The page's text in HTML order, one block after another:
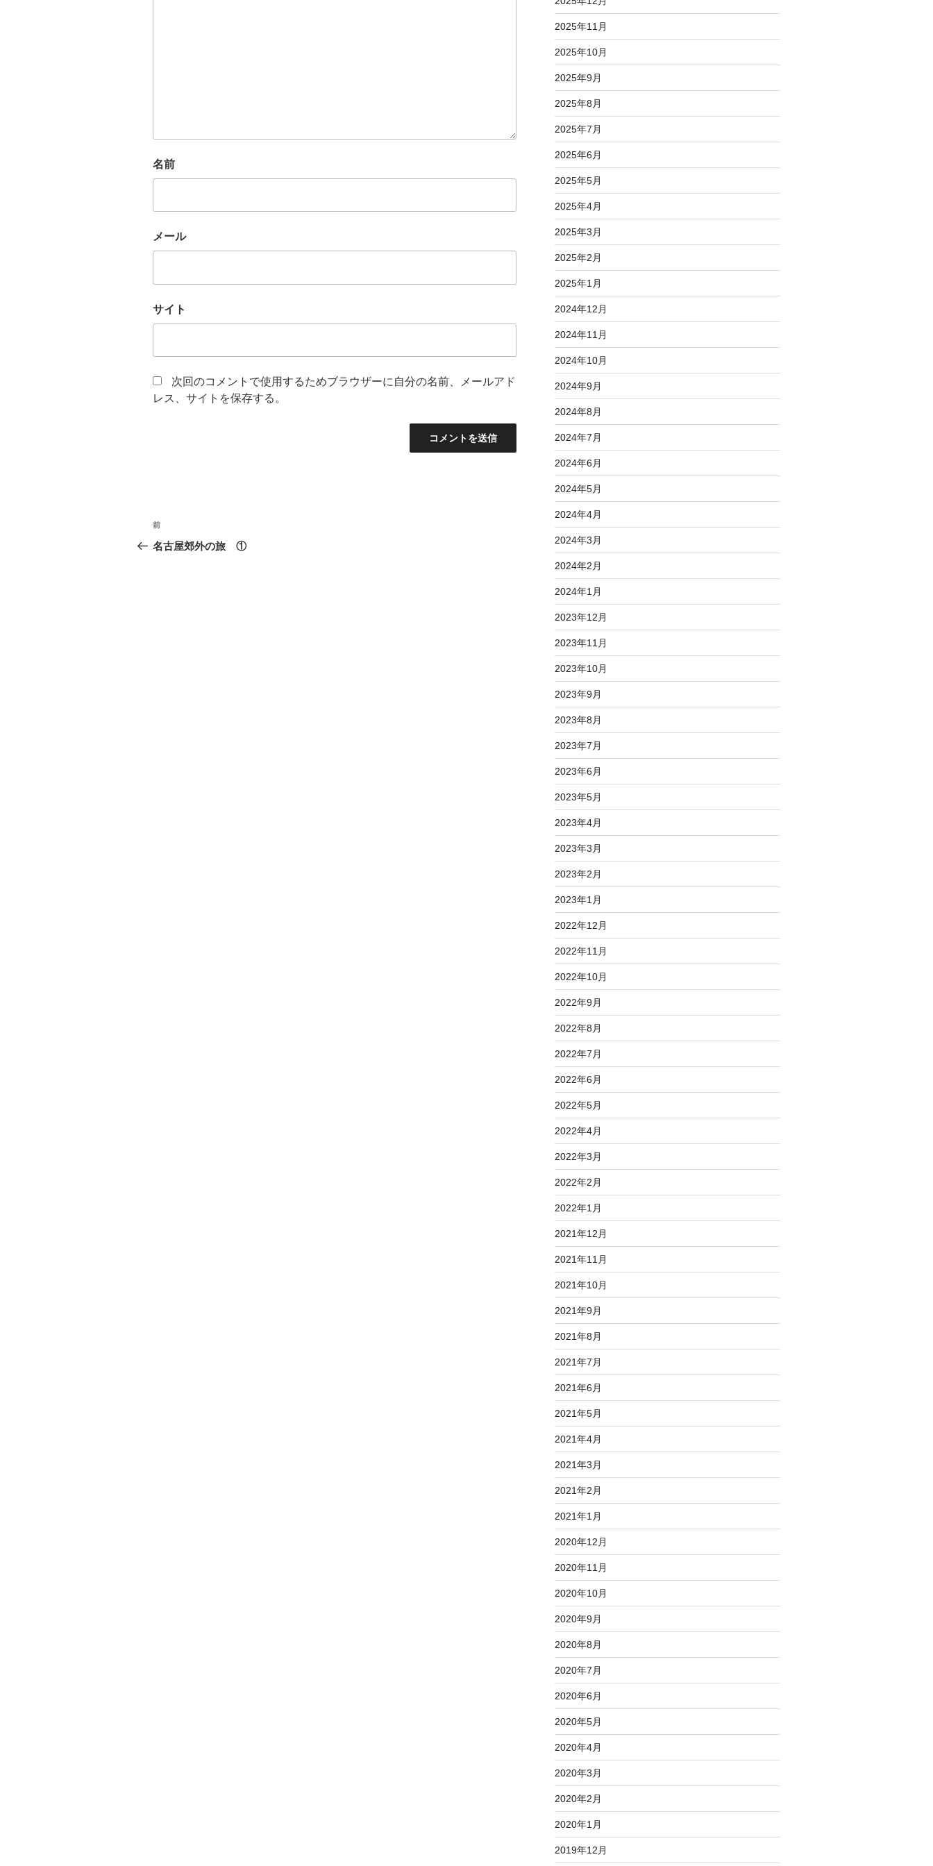
名前
メール
サイト
次回のコメントで使用するためブラウザーに自分の名前、メールアド
レス、サイトを保存する。
投
稿
前
の
前
名古屋郊外の旅 ①
2025年11月
2025年10月
2025年9月
2025年8月
2025年7月
2025年6月
2025年5月
2025年4月
2025年3月
2025年2月
2025年1月
2024年12月
2024年11月
2024年10月
2024年9月
2024年8月
2024年7月
2024年6月
2024年5月
2024年4月
2024年3月
2024年2月
2024年1月
2023年12月
2023年11月
2023年10月
2023年9月
2023年8月
2023年7月
2023年6月
2023年5月
2023年4月
2023年3月
2023年2月
2023年1月
2022年12月
2022年11月
2022年10月
2022年9月
2022年8月
2022年7月
2022年6月
2022年5月
2022年4月
2022年3月
2022年2月
2022年1月
2021年12月
2021年11月
2021年10月
2021年9月
2021年8月
2021年7月
2021年6月
2021年5月
2021年4月
2021年3月
2021年2月
2021年1月
2020年12月
2020年11月
2020年10月
2020年9月
2020年8月
2020年7月
2020年6月
2020年5月
2020年4月
2020年3月
2020年2月
2020年1月
2019年12月